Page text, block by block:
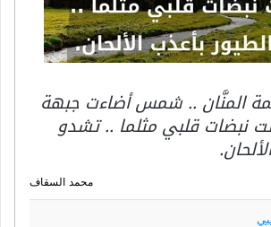
المنَّان .. شمس أضاءت جبهة
نبضات قلبي مثلما .. تشدو
محمد السقاف